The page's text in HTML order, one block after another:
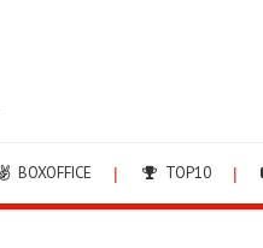
BOXOFFICE TOP10